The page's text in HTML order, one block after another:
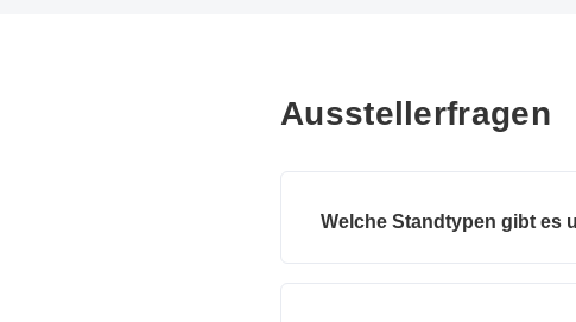
Ausstellerfragen
Welche Standtypen gibt es